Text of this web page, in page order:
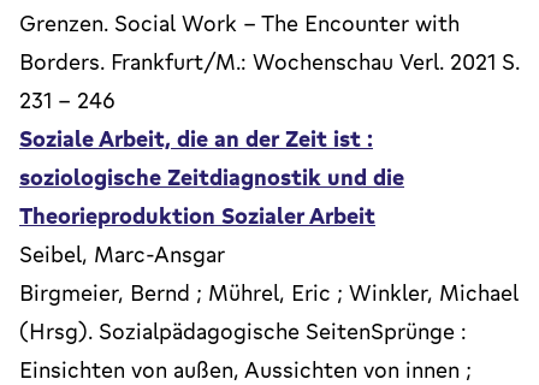
Grenzen. Social Work - The Encounter with
Borders. Frankfurt/M.: Wochenschau Verl. 2021 S.
231 - 246
Soziale Arbeit, die an der Zeit ist :
soziologische Zeitdiagnostik und die
Theorieproduktion Sozialer Arbeit
Seibel, Marc-Ansgar
Birgmeier, Bernd ; Mührel, Eric ; Winkler, Michael
(Hrsg). Sozialpädagogische SeitenSprünge :
Einsichten von außen, Aussichten von innen ;